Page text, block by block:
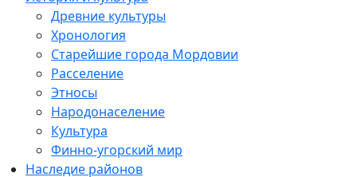
Древние культуры
Хронология
Старейшие города Мордовии
Расселение
Этносы
Народонаселение
Культура
Финно-угорский мир
Наследие районов